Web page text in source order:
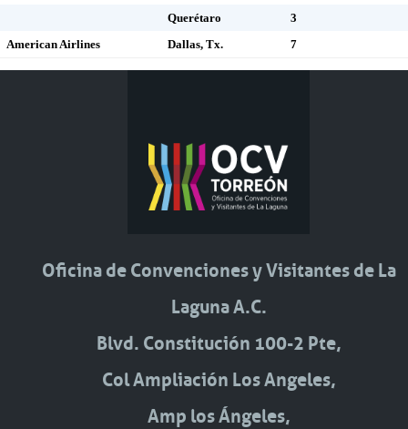
Querétaro
3
American Airlines
Dallas, Tx. 7
Oficina de Convenciones y Visitantes de La
Laguna A.C.
Blvd. Constitución 100-2 Pte,
Col Ampliación Los Angeles,
Amp los Ángeles,